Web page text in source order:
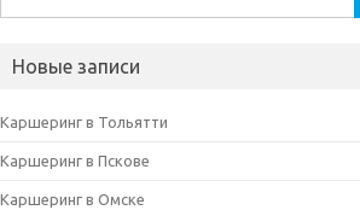
Новые записи
Каршеринг в Тольятти
Каршеринг в Пскове
Каршеринг в Омске